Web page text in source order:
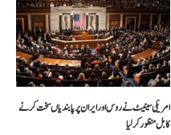
امریکی سینیٹ نے روس اور ایران پر پابندیاں سخت کرنے
کا بل منظور کرلیا